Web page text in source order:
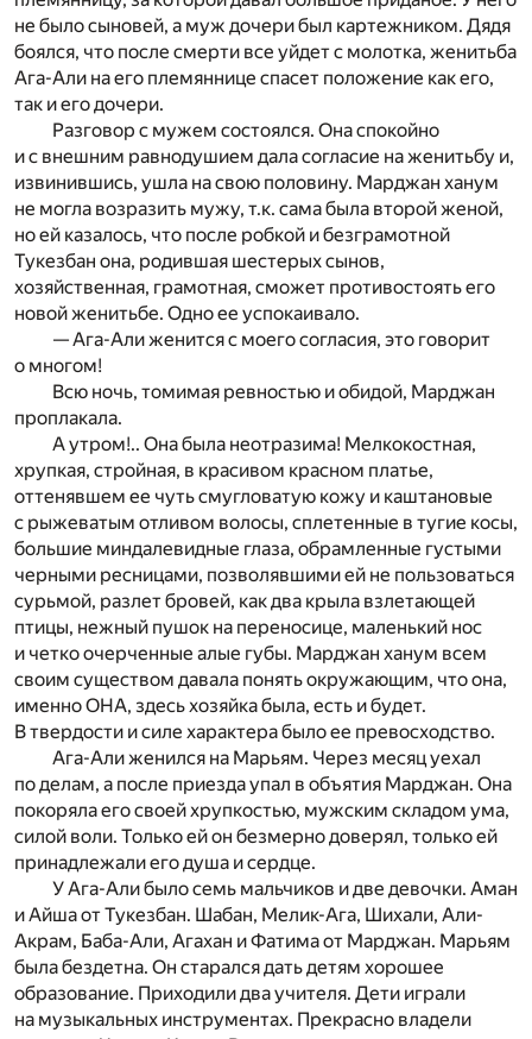
не было сыновей, а муж дочери был картежником. Дядя
боялся, что после смерти все уйдет с молотка, женитьба
Ага-Али на его племяннице спасет положение как его,
так и его дочери.
Разговор с мужем состоялся. Она спокойно
и с внешним равнодушием дала согласие на женитьбу и,
извинившись, ушла на свою половину. Марджан ханум
не могла возразить мужу, т.к. сама была второй женой,
но ей казалось, что после робкой и безграмотной
Тукезбан она, родившая шестерых сынов,
хозяйственная, грамотная, сможет противостоять его
новой женитьбе. Одно ее успокаивало.
— Ага-Али женится с моего согласия, это говорит
о многом!
Всю ночь, томимая ревностью и обидой, Марджан
проплакала.
А утром!.. Она была неотразима! Мелкокостная,
хрупкая, стройная, в красивом красном платье,
оттенявшем ее чуть смугловатую кожу и каштановые
с рыжеватым отливом волосы, сплетенные в тугие косы,
большие миндалевидные глаза, обрамленные густыми
черными ресницами, позволявшими ей не пользоваться
сурьмой, разлет бровей, как два крыла взлетающей
птицы, нежный пушок на переносице, маленький нос
и четко очерченные алые губы. Марджан ханум всем
своим существом давала понять окружающим, что она,
именно ОНА, здесь хозяйка была, есть и будет.
В твердости и силе характера было ее превосходство.
Ага-Али женился на Марьям. Через месяц уехал
по делам, а после приезда упал в объятия Марджан. Она
покоряла его своей хрупкостью, мужским складом ума,
силой воли. Только ей он безмерно доверял, только ей
принадлежали его душа и сердце.
У Ага-Али было семь мальчиков и две девочки. Аман
и Айша от Тукезбан. Шабан, Мелик-Ага, Шихали, Али-
Акрам, Баба-Али, Агахан и Фатима от Марджан. Марьям
была бездетна. Он старался дать детям хорошее
образование. Приходили два учителя. Дети играли
на музыкальных инструментах. Прекрасно владели